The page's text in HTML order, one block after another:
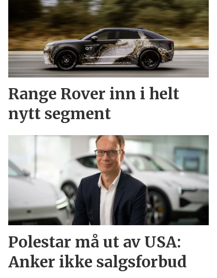
Range Rover inn i helt
nytt segment
Polestar må ut av USA:
Anker ikke salgsforbud